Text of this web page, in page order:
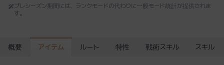
プレシーズン期間には、ランクモードの代わりに一般モード統計が提供されま
す。
概要 アイテム ルート 特性 戦術スキル スキル